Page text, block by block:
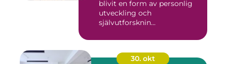
blivit en form av personlig
utveckling och
självutforsknin...
30. okt